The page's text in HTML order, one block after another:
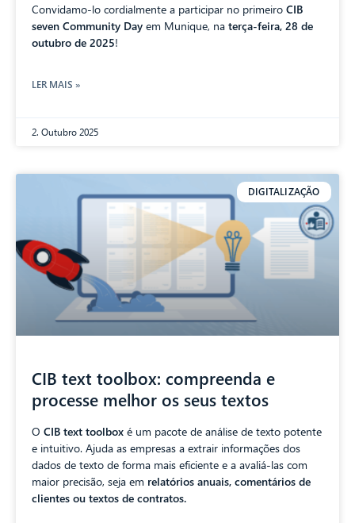
Convidamo-lo cordialmente a participar no primeiro CIB
seven Community Day em Munique, na terça-feira, 28 de
outubro de 2025!
LER MAIS »
2. Outubro 2025
DIGITALIZAÇÃO
CIB text toolbox: compreenda e
processe melhor os seus textos
O CIB text toolbox é um pacote de análise de texto potente
e intuitivo. Ajuda as empresas a extrair informações dos
dados de texto de forma mais eficiente e a avaliá-las com
maior precisão, seja em relatórios anuais, comentários de
clientes ou textos de contratos.